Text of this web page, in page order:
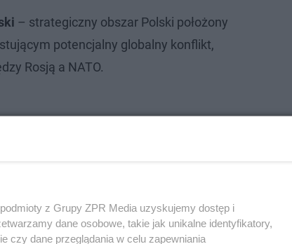
– strategiczny obszar Polski położony
potencjalny globalny konflikt,
Rosją a NATO.
z Grupy ZPR Media uzyskujemy dostęp i
dane osobowe, takie jak unikalne identyfikatory,
czy dane przeglądania w celu zapewniania